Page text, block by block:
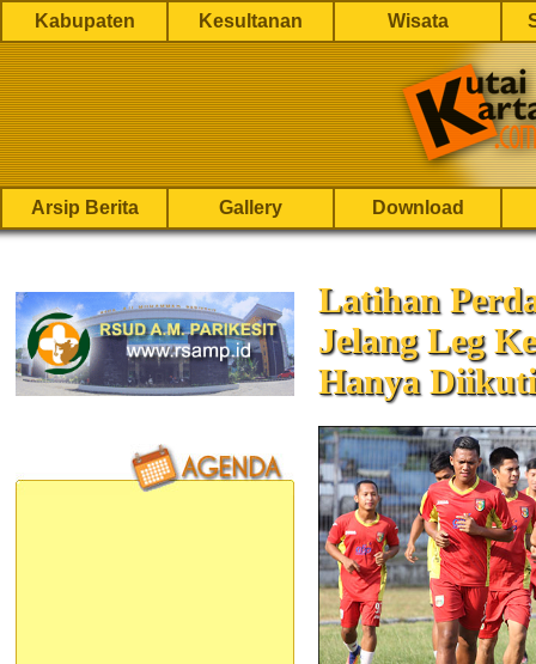
Kabupaten Kesultanan Wisata
Arsip Berita Gallery Download
Latihan
Jelang Leg
Hanya